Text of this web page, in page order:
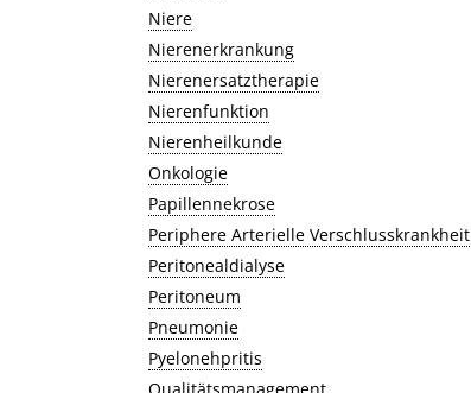
Niere
Nierenerkrankung
Nierenersatztherapie
Nierenfunktion
Nierenheilkunde
Onkologie
Papillennekrose
Periphere Arterielle Verschlusskrankheit
Peritonealdialyse
Peritoneum
Pneumonie
Pyelonehpritis